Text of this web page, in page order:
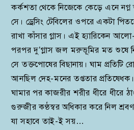
কর্কশতা থেকে নিজেকে কেড়ে এনে
সে। ড্রেসিং টেবিলের ওপরে একটা
রাখা কাঁসার গ্লাস। এই হ্যারিকেন
পরপর দু’গ্লাস জল মরুভূমির মত শুষে
সে তক্তপোষের বিছানায়। ঘাম প্রতিটি
আনছিল দেহ-মনের তপ্ততার
ঘামার পর কাজরীর শরীর ধীরে ধীরে
গুরুজীর কণ্ঠস্বর অধিকার করে নিল
যা সহাবে তাই-ই সয়…